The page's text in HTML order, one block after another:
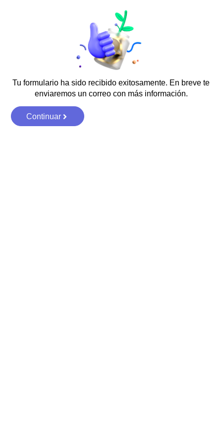
Tu formulario ha sido recibido exitosamente. En breve te
enviaremos un correo con más información.
Continuar